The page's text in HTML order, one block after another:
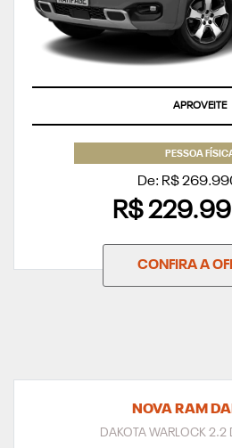
APROVEITE
PESSOA
De: R$
R$
CONFIRA A
NOVA RAM
DAKOTA WARLOCK 2.2